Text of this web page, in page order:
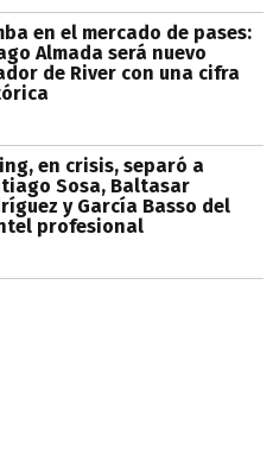
en el mercado de pases:
Almada será nuevo
de River con una cifra
en crisis, separó a
Sosa, Baltasar
y García Basso del
profesional